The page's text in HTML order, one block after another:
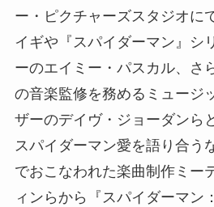
ー・ピクチャーズスタジオに
イギや『スパイダーマン』シ
ーのエイミー・パスカル、さ
の音楽監修を務めるミュージ
ザーのデイヴ・ジョーダンら
スパイダーマン愛を語り合う
でおこなわれた楽曲制作ミー
ィンらから『スパイダーマン